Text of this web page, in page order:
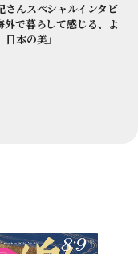
さんスペシャルインタビ
外で暮らして感じる、よ
日本の美」